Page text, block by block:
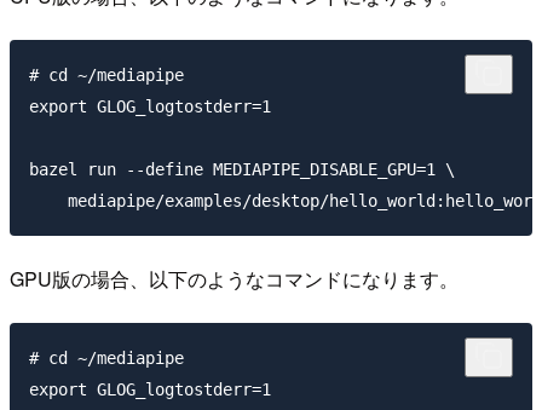
# cd ~/mediapipe
export GLOG_logtostderr=1
bazel run --define MEDIAPIPE_DISABLE_GPU=1 \
GPU版の場合、以下のようなコマンドになります。
# cd ~/mediapipe
export GLOG_logtostderr=1